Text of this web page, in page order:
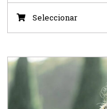
Seleccionar